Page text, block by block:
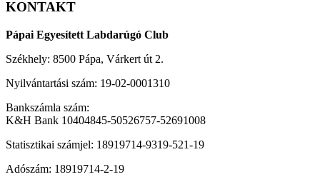
KONTAKT
Pápai Egyesített Labdarúgó Club
Székhely: 8500 Pápa, Várkert út 2.
Nyilvántartási szám: 19-02-0001310
Bankszámla szám:
K&H Bank 10404845-50526757-52691008
Statisztikai számjel: 18919714-9319-521-19
Adószám: 18919714-2-19